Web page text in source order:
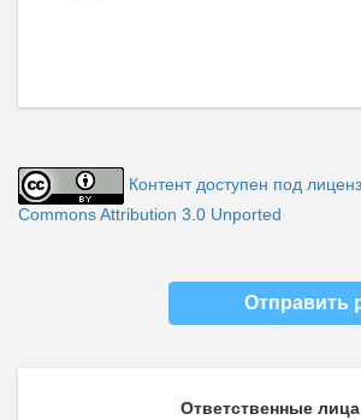
Контент доступен под
Commons Attribution 3.0 Unported
Отправить
Ответственные лица